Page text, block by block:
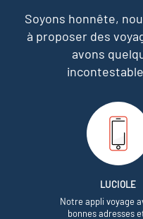
Soyons honnête,
à proposer des
avons
LUCIOLE
Notre appli voyage
bonnes adresses